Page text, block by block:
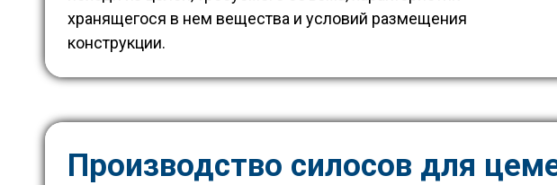
хранящегося в нем вещества и условий размещения
конструкции.
Производство силосов для